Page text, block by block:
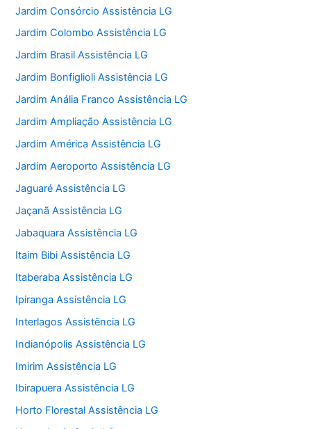
Jardim Consórcio Assistência LG
Jardim Colombo Assistência LG
Jardim Brasil Assistência LG
Jardim Bonfiglioli Assistência LG
Jardim Anália Franco Assistência LG
Jardim Ampliação Assistência LG
Jardim América Assistência LG
Jardim Aeroporto Assistência LG
Jaguaré Assistência LG
Jaçanã Assistência LG
Jabaquara Assistência LG
Itaim Bibi Assistência LG
Itaberaba Assistência LG
Ipiranga Assistência LG
Interlagos Assistência LG
Indianópolis Assistência LG
Imirim Assistência LG
Ibirapuera Assistência LG
Horto Florestal Assistência LG